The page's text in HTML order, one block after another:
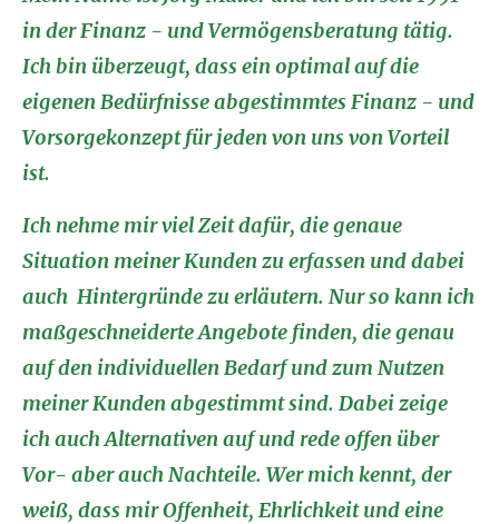
in der Finanz - und Vermögensberatung tätig.
Ich bin überzeugt, dass ein optimal auf die
eigenen Bedürfnisse abgestimmtes Finanz - und
Vorsorgekonzept für jeden von uns von Vorteil
ist.
Ich nehme mir viel Zeit dafür, die genaue
Situation meiner Kunden zu erfassen und dabei
auch Hintergründe zu erläutern. Nur so kann ich
maßgeschneiderte Angebote finden, die genau
auf den individuellen Bedarf und zum Nutzen
meiner Kunden abgestimmt sind. Dabei zeige
ich auch Alternativen auf und rede offen über
Vor- aber auch Nachteile. Wer mich kennt, der
weiß, dass mir Offenheit, Ehrlichkeit und eine